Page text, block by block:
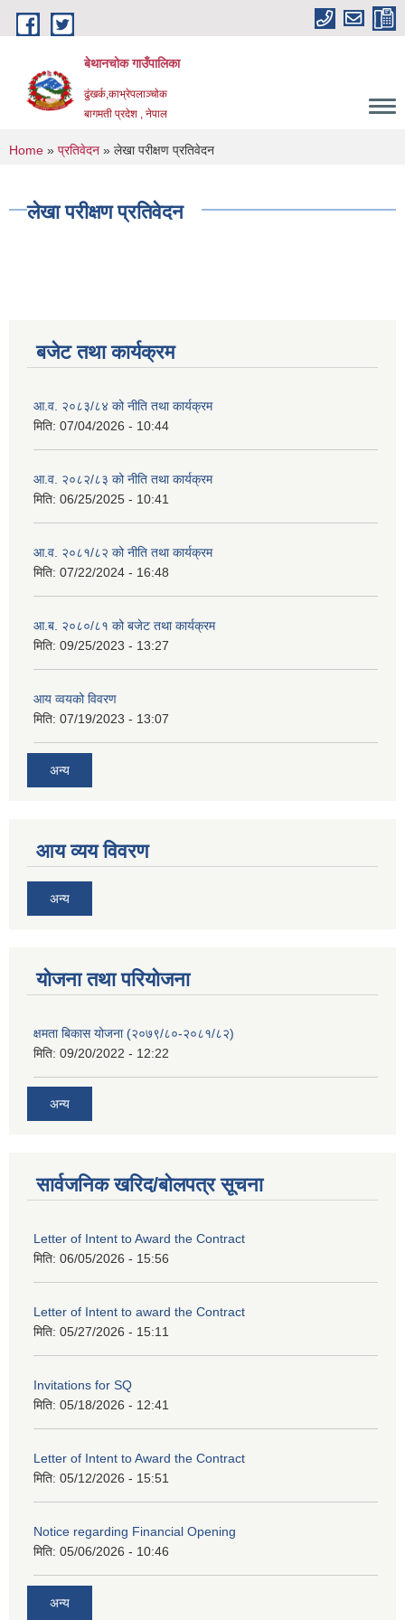
Skip to main content
बेथानचोक गाउँपालिका
ढुंखर्क,काभ्रेपलाञ्चाेक
बागमती प्रदेश , नेपाल
You are here
Home » प्रतिवेदन » लेखा परीक्षण प्रतिवेदन
लेखा परीक्षण प्रतिवेदन
बजेट तथा कार्यक्रम
आ.व. २०८३/८४ को नीति तथा कार्यक्रम
मिति: 07/04/2026 - 10:44
आ.व. २०८२/८३ को नीति तथा कार्यक्रम
मिति: 06/25/2025 - 10:41
आ.व. २०८१/८२ को नीति तथा कार्यक्रम
मिति: 07/22/2024 - 16:48
आ.ब. २०८०/८१ को बजेट तथा कार्यक्रम
मिति: 09/25/2023 - 13:27
आय व्वयको विवरण
मिति: 07/19/2023 - 13:07
अन्य
आय व्यय विवरण
अन्य
याेजना तथा परियाेजना
क्षमता बिकास योजना (२०७९/८०-२०८१/८२)
मिति: 09/20/2022 - 12:22
अन्य
सार्वजनिक खरिद/बोलपत्र सूचना
Letter of Intent to Award the Contract
मिति: 06/05/2026 - 15:56
Letter of Intent to award the Contract
मिति: 05/27/2026 - 15:11
Invitations for SQ
मिति: 05/18/2026 - 12:41
Letter of Intent to Award the Contract
मिति: 05/12/2026 - 15:51
Notice regarding Financial Opening
मिति: 05/06/2026 - 10:46
अन्य